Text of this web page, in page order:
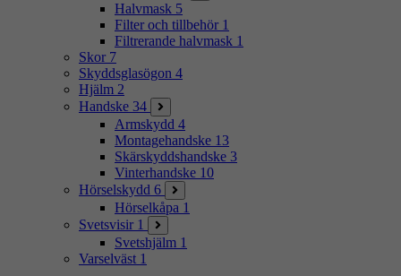
Halvmask 5
Filter och tillbehör 1
Filtrerande halvmask 1
Skor 7
Skyddsglasögon 4
Hjälm 2
Handske 34
Armskydd 4
Montagehandske 13
Skärskyddshandske 3
Vinterhandske 10
Hörselskydd 6
Hörselkåpa 1
Svetsvisir 1
Svetshjälm 1
Varselväst 1